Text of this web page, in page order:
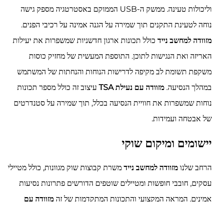
וליכולות טעינה. ממשק ה-USB הממוקם באסטרטגיה מספק גישה
נוחה לטעינת התקנים תוך שמירה על הגנה אמינה על רכיבי הפנים.
מזוודה למחשב נייד כולל תכונות ארגון חדשניות שמשפרות את יעילות
האריזה ואת הנגישות לתוכן. התוספת המעשית של מחזיק כוסות
משקפת תשומת לב מקיפה לדרישות הנוחות והנחתות של המשתמש
במהלך הנסיעה. מזוודה עם נעילת TSA
עיצוב זה כולל מספר תכונות
נוחות שמשפרות את חוויית הנסיעה בכלל, תוך שמירה על סטנדרטים
של אבטחה ועמידות.
יישומים ומיקום שוקי
הרחב שלנו מזוודה למחשב נייד משרת קבוצות שוק מגוונות, כולל מטיילי
עסקים, חובבי חופשות ומטיילים שוטפים הדורשים פתרונות נסיעות
אמינים. המראה המקצועי והתכונות המתקדמות של זה מזוודה עם